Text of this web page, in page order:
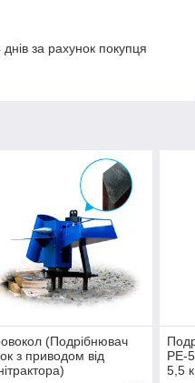
за рахунок покупця
(Подрібнювач
з приводом від
РЕ-
5,5